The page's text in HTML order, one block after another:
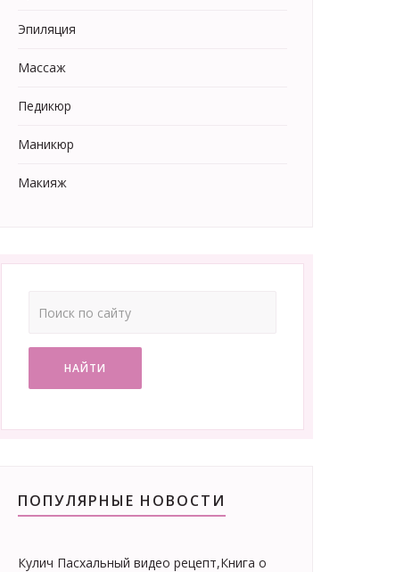
Эпиляция
Массаж
Педикюр
Маникюр
Макияж
НАЙТИ
ПОПУЛЯРНЫЕ НОВОСТИ
Кулич Пасхальный видео рецепт,Книга о